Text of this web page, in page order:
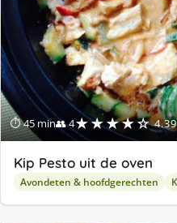
⏱ 45 min👥 4★★★★☆
Kip Pesto uit de oven
Avondeten & hoofdgerechten